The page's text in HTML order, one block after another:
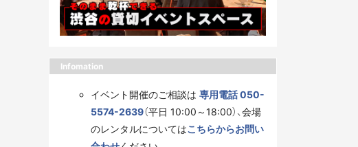
Infomation
イベント開催のご相談は 専用電話 050-
5574-2639（平日 10:00～18:00）、会場
のレンタルについてはこちらからお問い